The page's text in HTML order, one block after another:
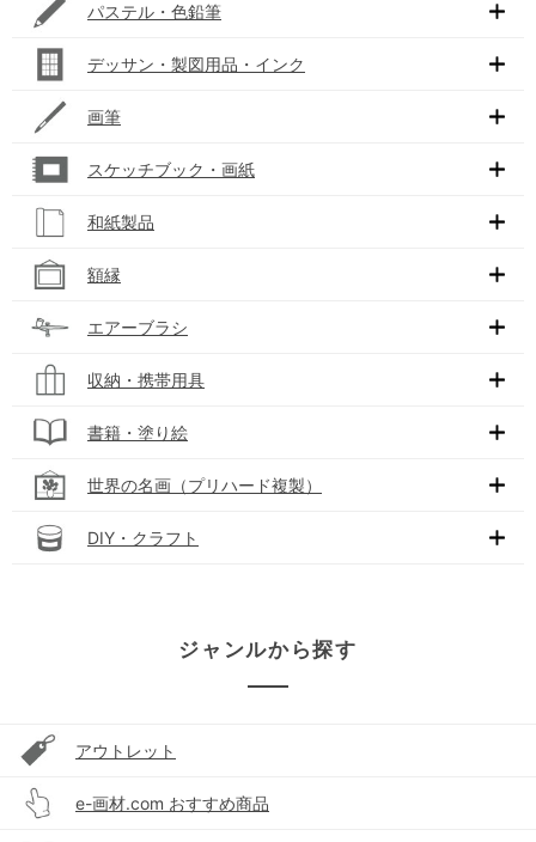
パステル・色鉛筆
デッサン・製図用品・インク
画筆
スケッチブック・画紙
和紙製品
額縁
エアーブラシ
収納・携帯用具
書籍・塗り絵
世界の名画（プリハード複製）
DIY・クラフト
ジャンルから探す
アウトレット
e-画材.com おすすめ商品